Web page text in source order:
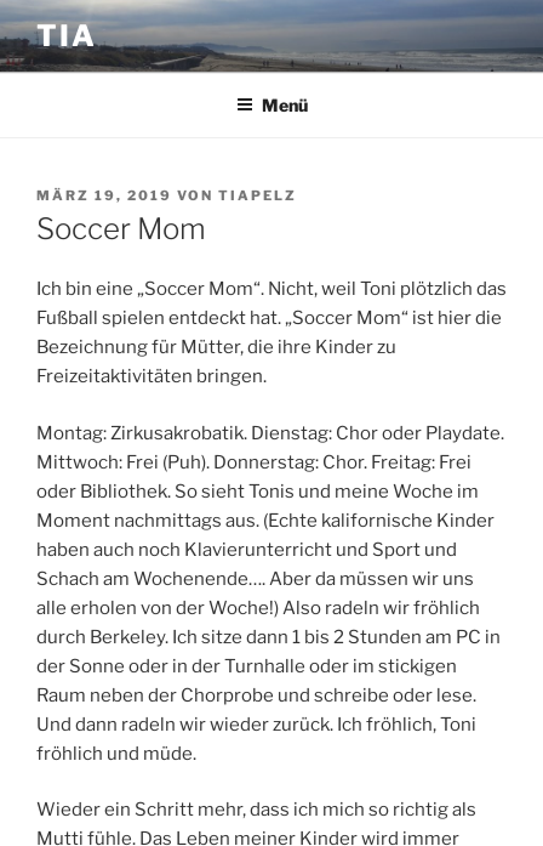
Zum
Inhalt
springen
TIA
Menü
VERÖFFENTLICHT
AM
MÄRZ 19, 2019 VON TIAPELZ
Soccer Mom
Ich bin eine „Soccer Mom“. Nicht, weil Toni plötzlich das
Fußball spielen entdeckt hat. „Soccer Mom“ ist hier die
Bezeichnung für Mütter, die ihre Kinder zu
Freizeitaktivitäten bringen.
Montag: Zirkusakrobatik. Dienstag: Chor oder Playdate.
Mittwoch: Frei (Puh). Donnerstag: Chor. Freitag: Frei
oder Bibliothek. So sieht Tonis und meine Woche im
Moment nachmittags aus. (Echte kalifornische Kinder
haben auch noch Klavierunterricht und Sport und
Schach am Wochenende…. Aber da müssen wir uns
alle erholen von der Woche!) Also radeln wir fröhlich
durch Berkeley. Ich sitze dann 1 bis 2 Stunden am PC in
der Sonne oder in der Turnhalle oder im stickigen
Raum neben der Chorprobe und schreibe oder lese.
Und dann radeln wir wieder zurück. Ich fröhlich, Toni
fröhlich und müde.
Wieder ein Schritt mehr, dass ich mich so richtig als
Mutti fühle. Das Leben meiner Kinder wird immer